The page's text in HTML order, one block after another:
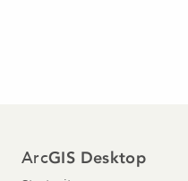
ArcGIS Desktop